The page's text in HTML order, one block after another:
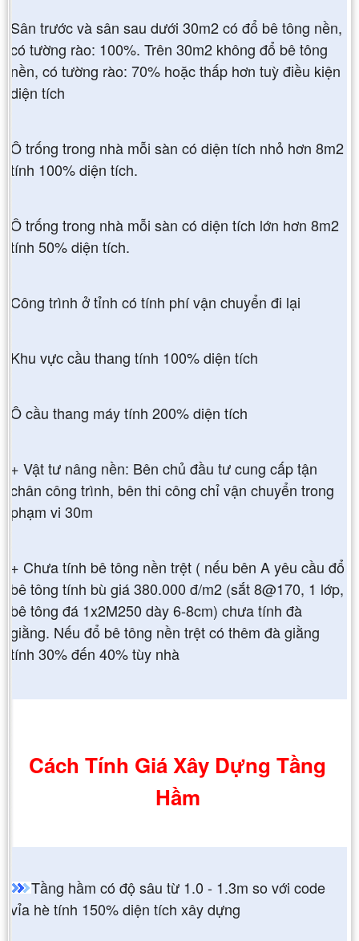
Sân trước và sân sau dưới 30m2 có đổ bê tông nền,
có tường rào: 100%. Trên 30m2 không đổ bê tông
nền, có tường rào: 70% hoặc thấp hơn tuỳ điều kiện
diện tích
Ô trống trong nhà mỗi sàn có diện tích nhỏ hơn 8m2
tính 100% diện tích.
Ô trống trong nhà mỗi sàn có diện tích lớn hơn 8m2
tính 50% diện tích.
Công trình ở tỉnh có tính phí vận chuyển đi lại
Khu vực cầu thang tính 100% diện tích
Ô cầu thang máy tính 200% diện tích
+ Vật tư nâng nền: Bên chủ đầu tư cung cấp tận
chân công trình, bên thi công chỉ vận chuyển trong
phạm vi 30m
+ Chưa tính bê tông nền trệt ( nếu bên A yêu cầu đổ
bê tông tính bù giá 380.000 đ/m2 (sắt 8@170, 1 lớp,
bê tông đá 1x2M250 dày 6-8cm) chưa tính đà
giằng. Nếu đổ bê tông nền trệt có thêm đà giằng
tính 30% đến 40% tùy nhà
Cách Tính Giá Xây Dựng Tầng
Hầm
Tầng hầm có độ sâu từ 1.0 - 1.3m so với code
vỉa hè tính 150% diện tích xây dựng